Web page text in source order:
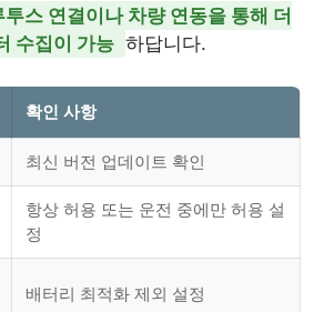
투스 연결이나 차량 연동을 통해 더
수집이 가능 하답니다.
확인 사항
최신 버전 업데이트 확인
항상 허용 또는 운전 중에만 허용 설
정
배터리 최적화 제외 설정